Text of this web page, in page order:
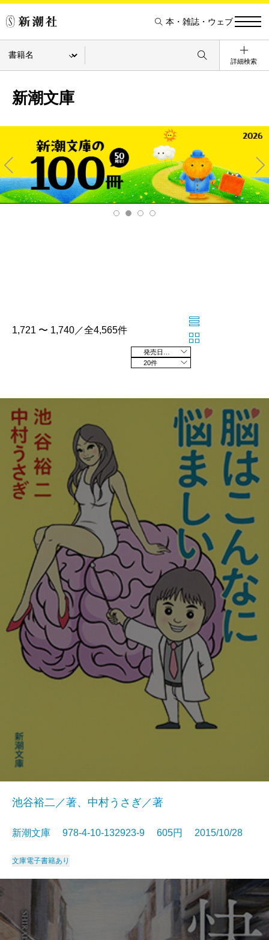
本・雑誌・ウェブ
詳細検索
新潮文庫
Pre
v
Ne
xt
1,721 〜 1,740／全4,565件
20件
池谷裕二／著、中村うさぎ／著
新潮文庫 978-4-10-132923-9 605円 2015/10/28
文庫電子書籍あり